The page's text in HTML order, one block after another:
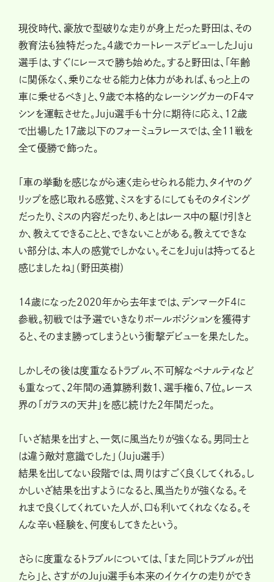
現役時代、豪放で型破りな走りが身上だった野田は、その
教育法も独特だった。4歳でカートレースデビューしたJuju
選手は、すぐにレースで勝ち始めた。すると野田は、「年齢
に関係なく、乗りこなせる能力と体力があれば、もっと上の
車に乗せるべき」と、9歳で本格的なレーシングカーのF4マ
シンを運転させた。Juju選手も十分に期待に応え、12歳
で出場した17歳以下のフォーミュラレースでは、全11戦を
全て優勝で飾った。
「車の挙動を感じながら速く走らせられる能力、タイヤのグ
リップを感じ取れる感覚、ミスをするにしてもそのタイミング
だったり、ミスの内容だったり、あとはレース中の駆け引きと
か、教えてできることと、できないことがある。教えてできな
い部分は、本人の感覚でしかない。そこをJujuは持ってると
感じましたね」（野田英樹）
14歳になった2020年から去年までは、デンマークF4に
参戦。初戦では予選でいきなりポールポジションを獲得す
ると、そのまま勝ってしまうという衝撃デビューを果たした。
しかしその後は度重なるトラブル、不可解なペナルティなど
も重なって、2年間の通算勝利数1、選手権6、7位。レース
界の「ガラスの天井」を感じ続けた2年間だった。
「いざ結果を出すと、一気に風当たりが強くなる。男同士と
は違う敵対意識でした」（Juju選手）
結果を出してない段階では、周りはすごく良くしてくれる。し
かしいざ結果を出すようになると、風当たりが強くなる。そ
れまで良くしてくれていた人が、口も利いてくれなくなる。そ
んな辛い経験を、何度もしてきたという。
さらに度重なるトラブルについては、「また同じトラブルが出
たら」と、さすがのJuju選手も本来のイケイケの走りができ